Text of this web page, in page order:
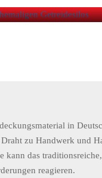
in
zu Handwerk und
kann das traditionsreiche,
reagieren.